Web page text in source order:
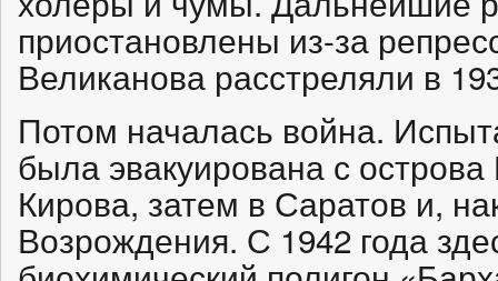
приостановлены из-за
Великанова расстреляли в
Потом началась война.
была эвакуирована с
Кирова, затем в Саратов и,
Возрождения. С 1942 года